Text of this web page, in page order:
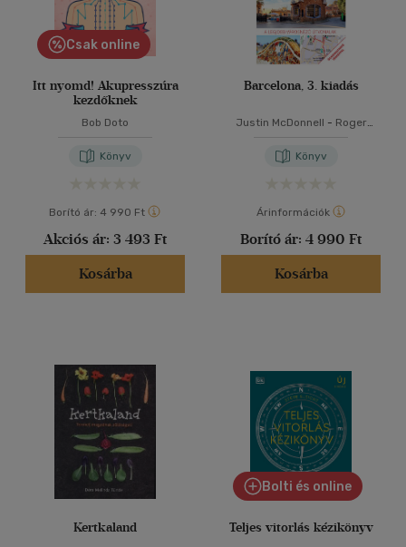
Csak online
Itt nyomd! Akupresszúra
kezdőknek
Bob Doto
Könyv
Borító ár: 4 990 Ft
Akciós ár: 3 493 Ft
Kosárba
Barcelona, 3. kiadás
Justin McDonnell - Roger
Könyv
Árinformációk
Borító ár: 4 990 Ft
Kosárba
Kertkaland
Bolti és online
Teljes vitorlás kézikönyv